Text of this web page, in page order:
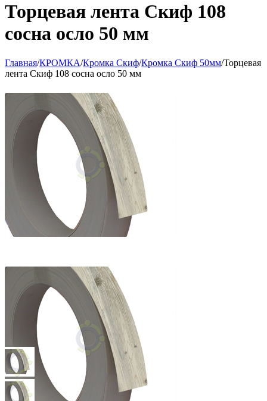
Торцевая лента Скиф 108
сосна осло 50 мм
Главная/КРОМКА/Кромка Скиф/Кромка Скиф 50мм/Торцевая
лента Скиф 108 сосна осло 50 мм